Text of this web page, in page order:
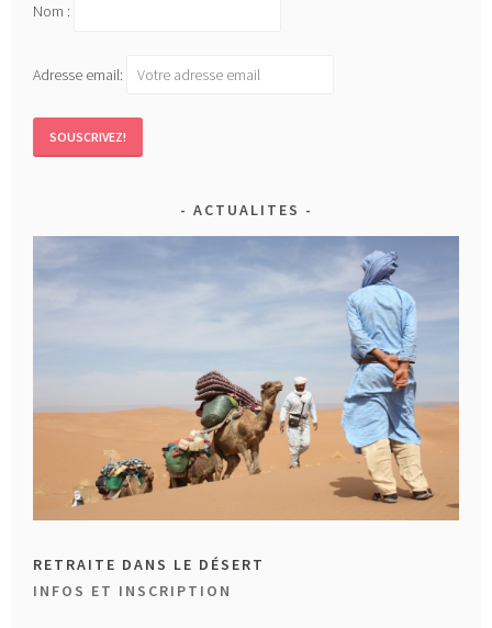
Nom :
Adresse email:
ACTUALITES
RETRAITE DANS LE DÉSERT
INFOS ET INSCRIPTION